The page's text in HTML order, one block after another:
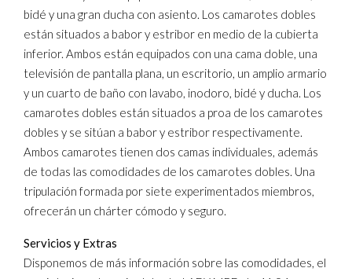
bidé y una gran ducha con asiento. Los camarotes dobles
están situados a babor y estribor en medio de la cubierta
inferior. Ambos están equipados con una cama doble, una
televisión de pantalla plana, un escritorio, un amplio armario
y un cuarto de baño con lavabo, inodoro, bidé y ducha. Los
camarotes dobles están situados a proa de los camarotes
dobles y se sitúan a babor y estribor respectivamente.
Ambos camarotes tienen dos camas individuales, además
de todas las comodidades de los camarotes dobles. Una
tripulación formada por siete experimentados miembros,
ofrecerán un chárter cómodo y seguro.
Servicios y Extras
Disponemos de más información sobre las comodidades, el